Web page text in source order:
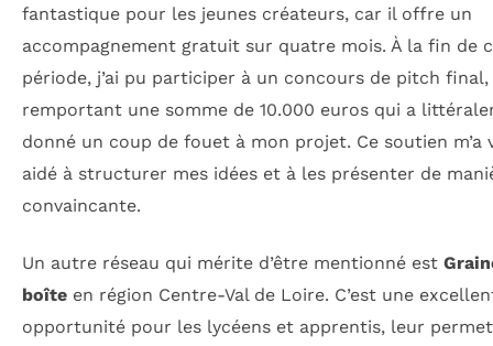
fantastique pour les jeunes créateurs, car il offre un
accompagnement gratuit sur quatre mois. À la fin de
période, j’ai pu participer à un concours de pitch final,
remportant une somme de 10.000 euros qui a
donné un coup de fouet à mon projet. Ce soutien m’a
aidé à structurer mes idées et à les présenter de
convaincante.
Un autre réseau qui mérite d’être mentionné est
boîte en région Centre-Val de Loire. C’est une
opportunité pour les lycéens et apprentis, leur